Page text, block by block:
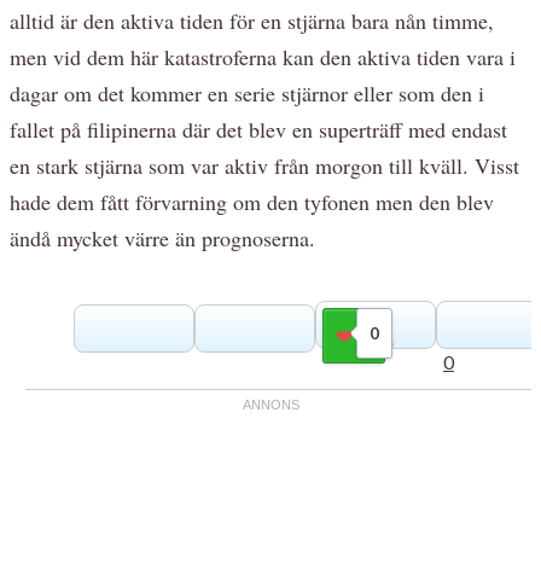
alltid är den aktiva tiden för en stjärna bara nån timme,
men vid dem här katastroferna kan den aktiva tiden vara i
dagar om det kommer en serie stjärnor eller som den i
fallet på filipinerna där det blev en superträff med endast
en stark stjärna som var aktiv från morgon till kväll. Visst
hade dem fått förvarning om den tyfonen men den blev
ändå mycket värre än prognoserna.
0
Gilla
0